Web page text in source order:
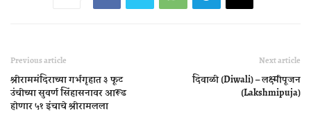
Previous article
श्रीराममंदिराच्या गर्भगृहात ३ फूट
उंचीच्या सुवर्ण सिंहासनावर आरूढ
होणार ५१ इंचाचे श्रीरामलला
Next article
दिवाळी (Diwali) – लक्ष्मीपूजन
(Lakshmipuja)